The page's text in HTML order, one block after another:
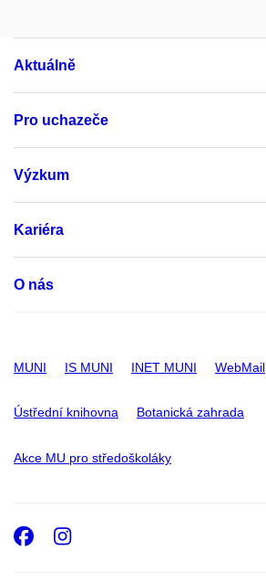
Aktuálně
Pro uchazeče
Výzkum
Kariéra
O nás
MUNI IS MUNI INET MUNI WebMail
Ústřední knihovna Botanická zahrada
Akce MU pro středoškoláky
Facebook
Instagram